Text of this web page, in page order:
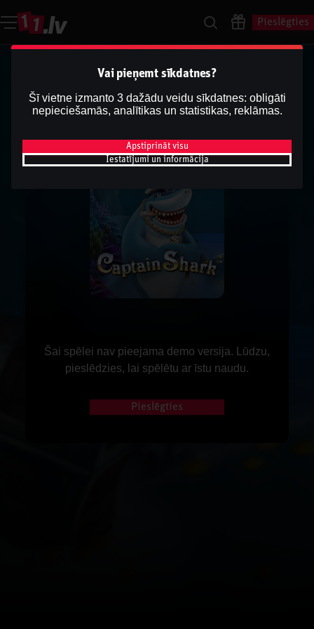
Pieslēgties
Šai spēlei nav pieejama demo versija. Lūdzu,
pieslēdzies, lai spēlētu ar īstu naudu.
Pieslēgties
Vai pieņemt sīkdatnes?
Šī vietne izmanto 3 dažādu veidu sīkdatnes: obligāti
nepieciešamās, analītikas un statistikas, reklāmas.
Apstiprināt visu
Iestatījumi un informācija